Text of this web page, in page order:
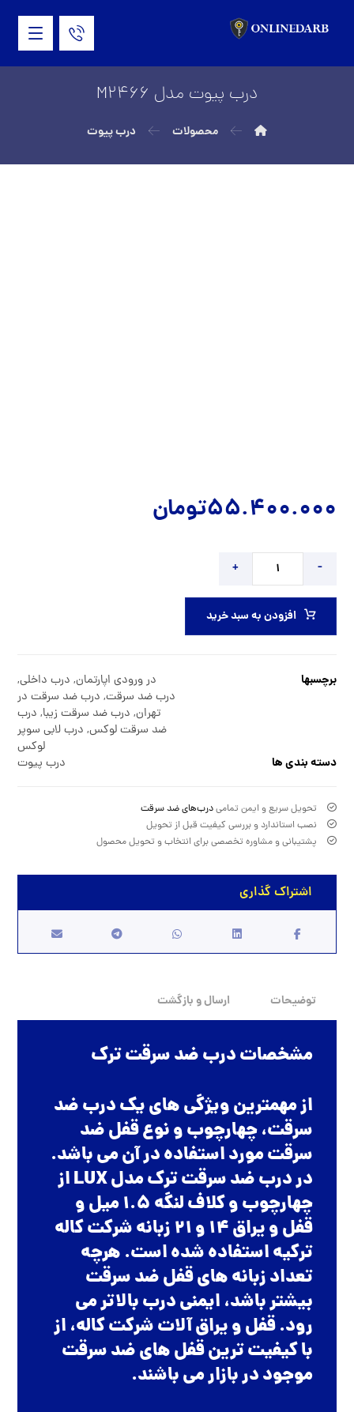
درب پیوت مدل M2466
محصولات درب پیوت
55.400.000تومان
-
+
افزودن به سبد خرید
برچسبها در ورودی اپارتمان, درب داخلی,
درب ضد سرقت, درب ضد سرقت در
تهران, درب ضد سرقت زیبا, درب
ضد سرقت لوکس, درب لابی سوپر
لوکس
دسته بندی ها
درب پیوت
تحویل سریع و ایمن تمامیدرب‌های ضد سرقت
نصب استاندارد و بررسی کیفیت قبل از تحویل
پشتیبانی و مشاوره تخصصی برای انتخاب و تحویل محصول
توضیحات ارسال و بازگشت
مشخصات درب ضد سرقت ترک
از مهمترین ویژگی های یک درب ضد
سرقت، چهارچوب و نوع قفل ضد
سرقت مورد استفاده در آن می باشد.
در درب ضد سرقت ترک مدل LUX از
چهارچوب و کلاف لنگه 1.5 میل و
قفل و یراق 14 و 21 زبانه شرکت کاله
ترکیه استفاده شده است. هرچه
تعداد زبانه های قفل ضد سرقت
بیشتر باشد، ایمنی درب بالاتر می
رود. قفل و یراق آلات شرکت کاله، از
با کیفیت ترین قفل های ضد سرقت
موجود در بازار می باشند.